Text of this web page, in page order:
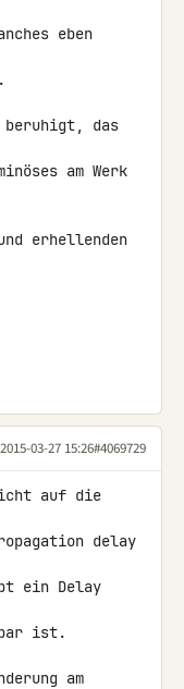
eben
das
am Werk
erhellenden
2015-03-27 15:26#4069729
auf die
delay
ein Delay
ist.
am